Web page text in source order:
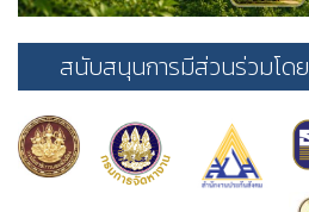
สนับสนุนการมีส่วนร่วมโดย